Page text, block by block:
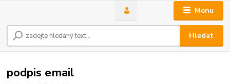
Menu
Hledat
podpis email